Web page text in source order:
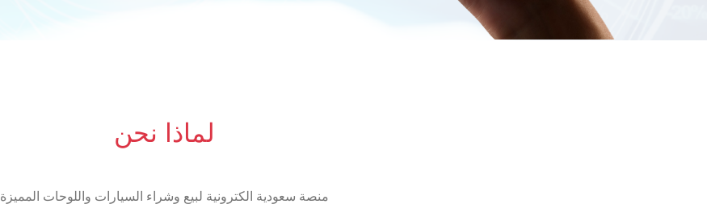
لماذا نحن
منصة سعودية الكترونية لبيع وشراء السيارات واللوحات المميزة